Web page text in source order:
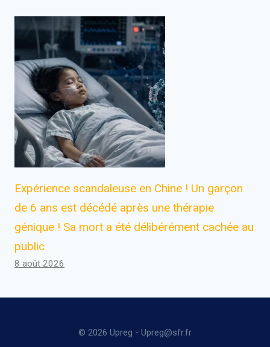
Expérience scandaleuse en Chine ! Un garçon
de 6 ans est décédé après une thérapie
génique ! Sa mort a été délibérément cachée au
public
8 août 2026
© 2026 Upreg - Upreg@sfr.fr